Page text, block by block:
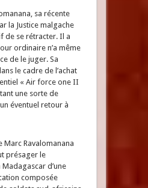
sa récente
la Justice malgache
de se rétracter. Il a
ordinaire n’a même
de le juger. Sa
le cadre de l’achat
« Air force one II
une sorte de
éventuel retour à
Marc Ravalomanana
présager le
d’une
composée